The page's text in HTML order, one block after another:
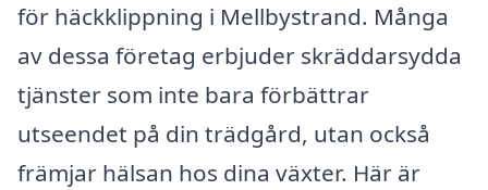
för häckklippning i Mellbystrand. Många
av dessa företag erbjuder skräddarsydda
tjänster som inte bara förbättrar
utseendet på din trädgård, utan också
främjar hälsan hos dina växter. Här är